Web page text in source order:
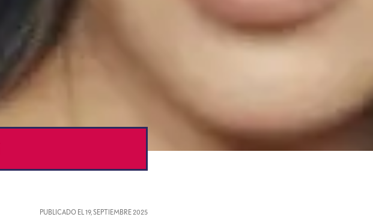
PUBLICADO EL19, SEPTIEMBRE 2025